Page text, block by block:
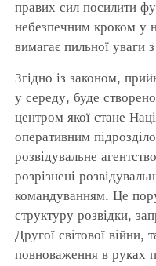
правих сил посилити
небезпечним кроком у
вимагає пильної уваги
Згідно із законом,
у середу, буде
центром якої стане
оперативним
розвідувальне
розрізнені
командуванням. Це
структуру розвідки,
Другої світової війни,
повноваження в руках